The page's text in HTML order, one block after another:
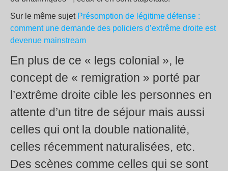
Sur le même sujet Présomption de légitime défense :
comment une demande des policiers d’extrême droite est
devenue mainstream
En plus de ce « legs colonial », le
concept de « remigration » porté par
l’extrême droite cible les personnes en
attente d’un titre de séjour mais aussi
celles qui ont la double nationalité,
celles récemment naturalisées, etc.
Des scènes comme celles qui se sont